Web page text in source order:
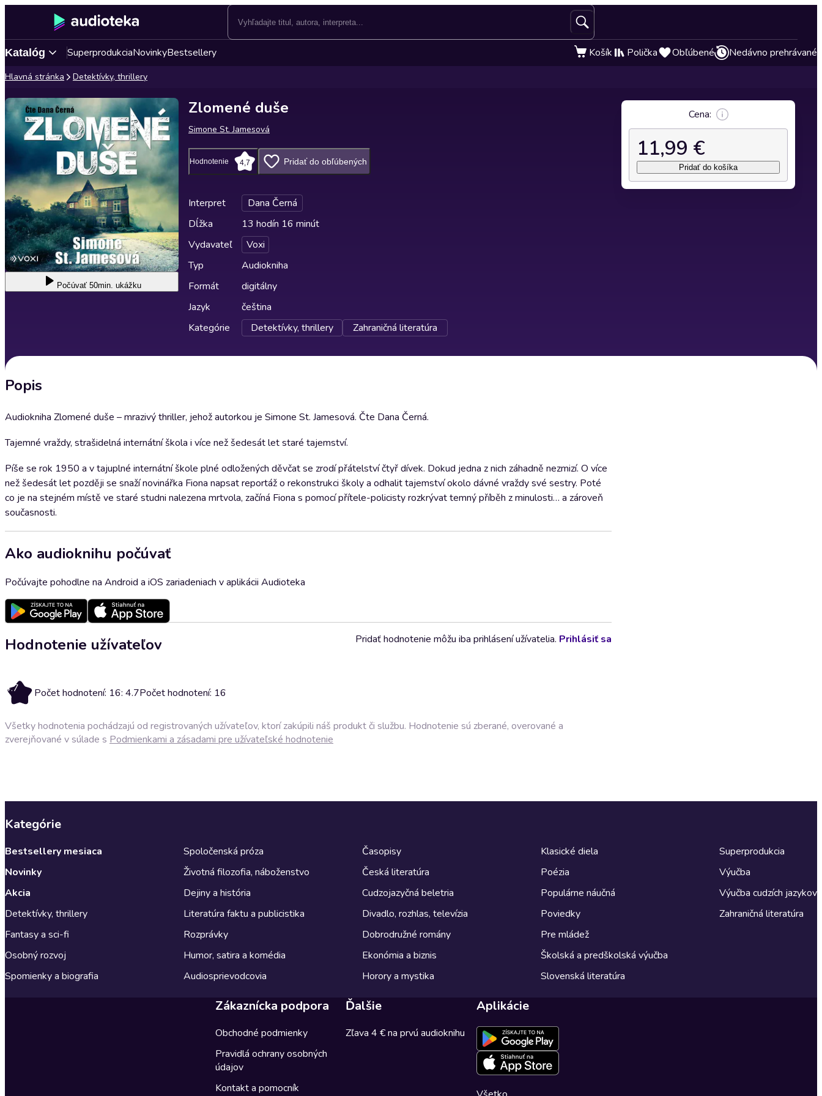
Katalóg SuperprodukciaNovinkyBestsellery Košík Polička Obľúbené Nedávno prehrávané
Hlavná stránka Detektívky, thrillery
Počúvať 50min. ukážku
Zlomené duše
Simone St. Jamesová
Hodnotenie 4,7 Pridať do obľúbených
Interpret
Dana Černá
Dĺžka
13 hodín 16 minút
Vydavateľ
Voxi
Typ
Audiokniha
Formát
digitálny
Jazyk
čeština
Kategórie
Detektívky, thrillery Zahraničná literatúra
Popis
Audiokniha Zlomené duše – mrazivý thriller, jehož autorkou je Simone St. Jamesová. Čte Dana Černá.
Tajemné vraždy, strašidelná internátní škola i více než šedesát let staré tajemství.
Píše se rok 1950 a v tajuplné internátní škole plné odložených děvčat se zrodí přátelství čtyř dívek. Dokud jedna z nich záhadně nezmizí. O více
než šedesát let později se snaží novinářka Fiona napsat reportáž o rekonstrukci školy a odhalit tajemství okolo dávné vraždy své sestry. Poté
co je na stejném místě ve staré studni nalezena mrtvola, začíná Fiona s pomocí přítele-policisty rozkrývat temný příběh z minulosti… a zároveň
současnosti.
Ako audioknihu počúvať
Počúvajte pohodlne na Android a iOS zariadeniach v aplikácii Audioteka
Hodnotenie užívateľov
4.7 Počet hodnotení: 16: 4.7Počet hodnotení: 16
Pridať hodnotenie môžu iba prihlásení užívatelia. Prihlásiť sa
Všetky hodnotenia pochádzajú od registrovaných užívateľov, ktorí zakúpili náš produkt či službu. Hodnotenie sú zberané, overované a
zverejňované v súlade s Podmienkami a zásadami pre užívateľské hodnotenie
Cena:
11,99 €
Pridať do košíka
Kategórie
Bestsellery mesiaca
Novinky
Akcia
Detektívky, thrillery
Fantasy a sci-fi
Osobný rozvoj
Spomienky a biografia
Spoločenská próza
Životná filozofia, náboženstvo
Dejiny a história
Literatúra faktu a publicistika
Rozprávky
Humor, satira a komédia
Audiosprievodcovia
Časopisy
Česká literatúra
Cudzojazyčná beletria
Divadlo, rozhlas, televízia
Dobrodružné romány
Ekonómia a biznis
Horory a mystika
Klasické diela
Poézia
Populárne náučná
Poviedky
Pre mládež
Školská a predškolská výučba
Slovenská literatúra
Superprodukcia
Výučba
Výučba cudzích jazykov
Zahraničná literatúra
Zákaznícka podpora
Obchodné podmienky
Pravidlá ochrany osobných
údajov
Kontakt a pomocník
Ďalšie
Zľava 4 € na prvú audioknihu
Aplikácie